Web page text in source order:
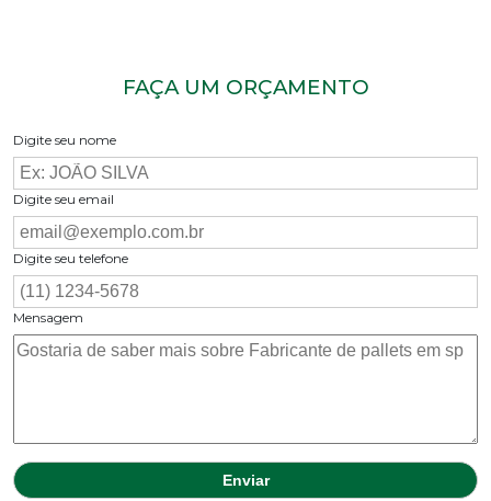
FAÇA UM ORÇAMENTO
Digite seu nome
Digite seu email
Digite seu telefone
Mensagem